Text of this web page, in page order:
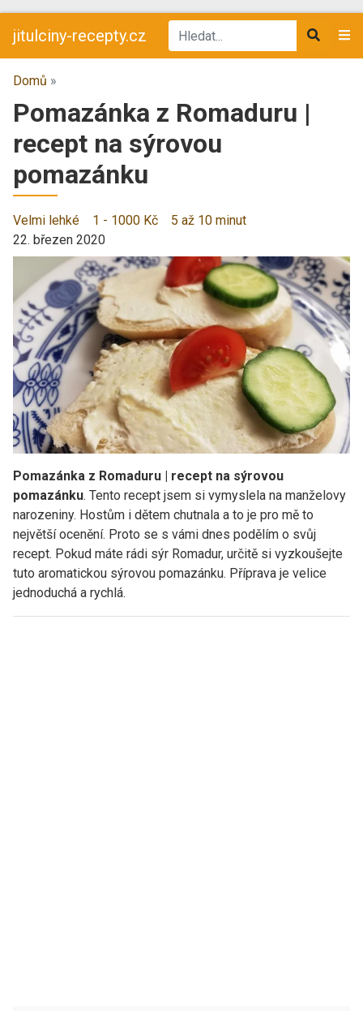
jitulciny-recepty.cz
Domů »
Pomazánka z Romaduru |
recept na sýrovou
pomazánku
Velmi lehké 1 - 1000 Kč
5 až 10 minut
22. březen 2020
Pomazánka z Romaduru | recept na sýrovou
pomazánku. Tento recept jsem si vymyslela na manželovy
narozeniny. Hostům i dětem chutnala a to je pro mě to
největší ocenění. Proto se s vámi dnes podělím o svůj
recept. Pokud máte rádi sýr Romadur, určitě si vyzkoušejte
tuto aromatickou sýrovou pomazánku. Příprava je velice
jednoduchá a rychlá.